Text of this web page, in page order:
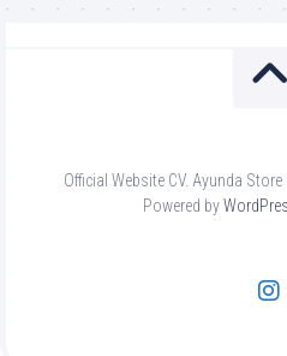
Official Website CV. Ayunda
Powered by